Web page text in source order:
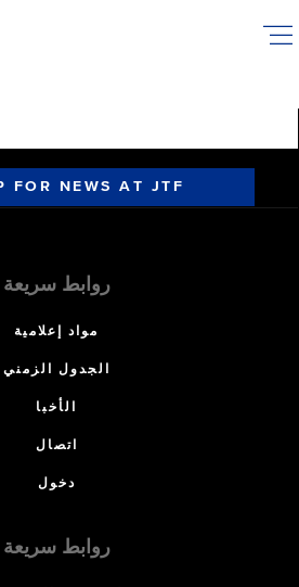
FOR NEWS AT JTF
روابط سريعة
مواد إعلامية
الجدول الزمني
الأخبا
اتصال
دخول
روابط سريعة